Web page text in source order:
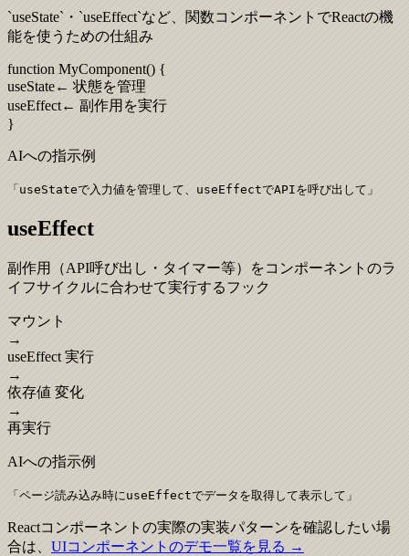
`useState`・`useEffect`など、関数コンポーネントでReactの機
能を使うための仕組み
function MyComponent() {
useState← 状態を管理
useEffect← 副作用を実行
}
AIへの指示例
「 useStateで入力値を管理して、useEffectでAPIを呼び出して 」
useEffect
副作用（API呼び出し・タイマー等）をコンポーネントのラ
イフサイクルに合わせて実行するフック
マウント
→
useEffect 実行
→
依存値 変化
→
再実行
AIへの指示例
「 ページ読み込み時にuseEffectでデータを取得して表示して 」
Reactコンポーネントの実際の実装パターンを確認したい場
合は、 UIコンポーネントのデモ一覧を見る →